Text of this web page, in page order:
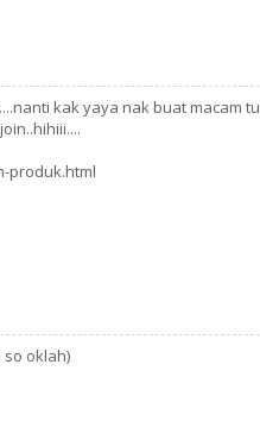
kak yaya nak buat macam tu
produk.html
so oklah)